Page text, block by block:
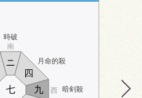
時破
月命的殺
暗剣殺
南
西
四
七
九
ニ